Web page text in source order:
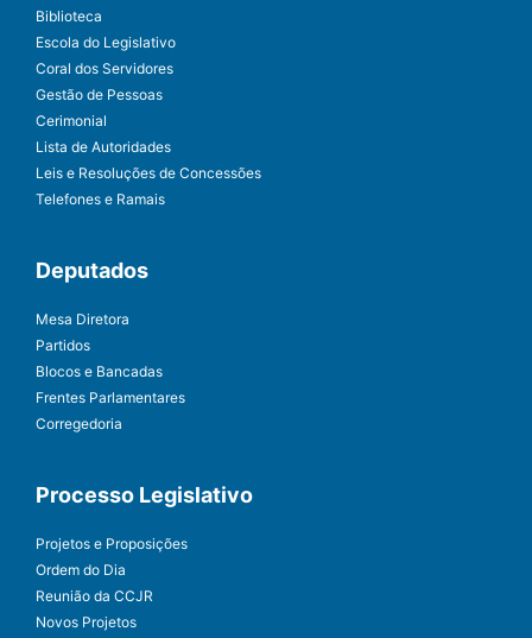
Biblioteca
Escola do Legislativo
Coral dos Servidores
Gestão de Pessoas
Cerimonial
Lista de Autoridades
Leis e Resoluções de Concessões
Telefones e Ramais
Deputados
Mesa Diretora
Partidos
Blocos e Bancadas
Frentes Parlamentares
Corregedoria
Processo Legislativo
Projetos e Proposições
Ordem do Dia
Reunião da CCJR
Novos Projetos